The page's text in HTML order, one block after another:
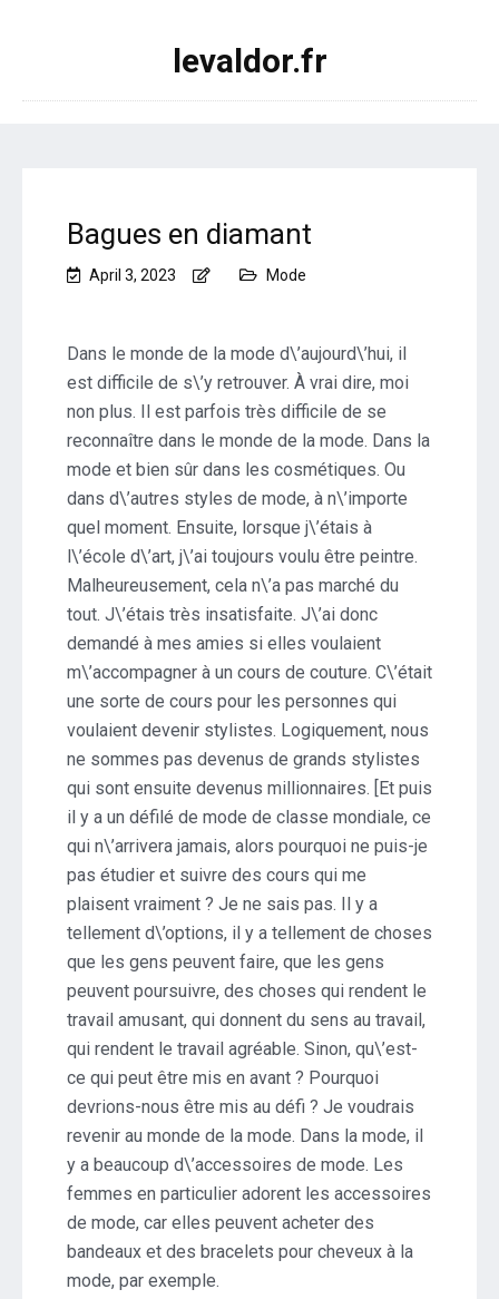
levaldor.fr
Bagues en diamant
April 3, 2023 Mode
Dans le monde de la mode d\’aujourd\’hui, il
est difficile de s\’y retrouver. À vrai dire, moi
non plus. Il est parfois très difficile de se
reconnaître dans le monde de la mode. Dans la
mode et bien sûr dans les cosmétiques. Ou
dans d\’autres styles de mode, à n\’importe
quel moment. Ensuite, lorsque j\’étais à
l\’école d\’art, j\’ai toujours voulu être peintre.
Malheureusement, cela n\’a pas marché du
tout. J\’étais très insatisfaite. J\’ai donc
demandé à mes amies si elles voulaient
m\’accompagner à un cours de couture. C\’était
une sorte de cours pour les personnes qui
voulaient devenir stylistes. Logiquement, nous
ne sommes pas devenus de grands stylistes
qui sont ensuite devenus millionnaires. [Et puis
il y a un défilé de mode de classe mondiale, ce
qui n\’arrivera jamais, alors pourquoi ne puis-je
pas étudier et suivre des cours qui me
plaisent vraiment ? Je ne sais pas. Il y a
tellement d\’options, il y a tellement de choses
que les gens peuvent faire, que les gens
peuvent poursuivre, des choses qui rendent le
travail amusant, qui donnent du sens au travail,
qui rendent le travail agréable. Sinon, qu\’est-
ce qui peut être mis en avant ? Pourquoi
devrions-nous être mis au défi ? Je voudrais
revenir au monde de la mode. Dans la mode, il
y a beaucoup d\’accessoires de mode. Les
femmes en particulier adorent les accessoires
de mode, car elles peuvent acheter des
bandeaux et des bracelets pour cheveux à la
mode, par exemple.